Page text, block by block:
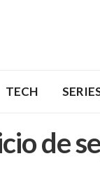
TECH
de